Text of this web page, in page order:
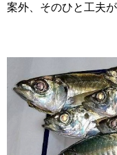
案外、そのひと工夫